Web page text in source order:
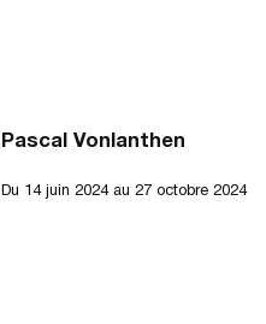
Pascal Vonlanthen
Du 14 juin 2024 au 27 octobre 2024